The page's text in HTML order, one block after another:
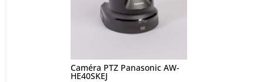
Caméra PTZ Panasonic AW-
HE40SKEJ